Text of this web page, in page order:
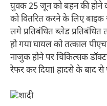
युवक 25 जून को बहन की होने
को वितरित करने के लिए
लगे प्रतिबंधित ब्लेड
हो गया घायल को तत्काल
नाजुक होने पर चिकित्सक
रेफर कर दियाI हादसे के बाद से